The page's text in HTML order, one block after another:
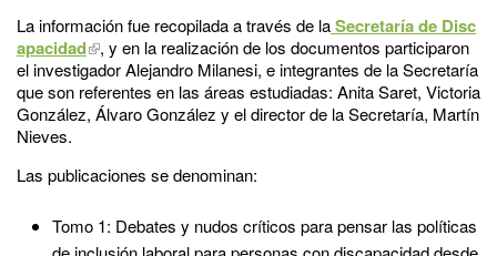
La información fue recopilada a través de laSecretaría de Disc
apacidad
, y en la realización de los documentos participaron
el investigador Alejandro Milanesi, e integrantes de la Secretaría
que son referentes en las áreas estudiadas: Anita Saret, Victoria
González, Álvaro González y el director de la Secretaría, Martín
Nieves.
Las publicaciones se denominan:
Tomo 1: Debates y nudos críticos para pensar las políticas